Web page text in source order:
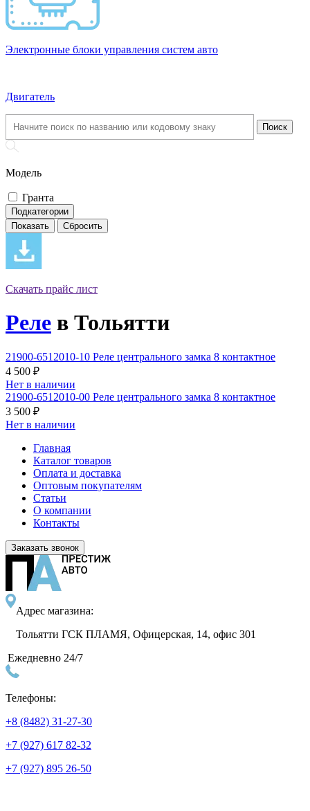
Электронные блоки управления систем авто
Двигатель
Модель
Гранта
Подкатегории
Скачать прайс лист
Реле в Тольятти
21900-6512010-10 Реле центрального замка 8 контактное
4 500 ₽
Нет в наличии
21900-6512010-00 Реле центрального замка 8 контактное
3 500 ₽
Нет в наличии
Главная
Каталог товаров
Оплата и доставка
Оптовым покупателям
Статьи
О компании
Контакты
Заказать звонок
Адрес магазина:
Тольятти ГСК ПЛАМЯ, Офицерская, 14, офис 301
Ежедневно 24/7
Телефоны:
+8 (8482) 31-27-30
+7 (927) 617 82-32
+7 (927) 895 26-50